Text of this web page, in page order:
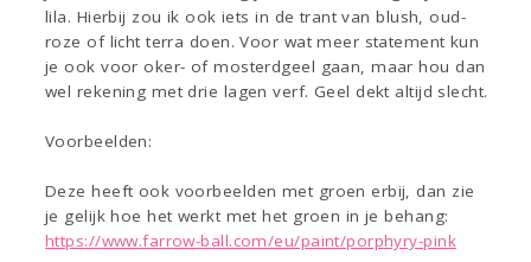
lila. Hierbij zou ik ook iets in de trant van blush, oud-
roze of licht terra doen. Voor wat meer statement kun
je ook voor oker- of mosterdgeel gaan, maar hou dan
wel rekening met drie lagen verf. Geel dekt altijd slecht.
Voorbeelden:
Deze heeft ook voorbeelden met groen erbij, dan zie
je gelijk hoe het werkt met het groen in je behang:
https://www.farrow-ball.com/eu/paint/porphyry-pink